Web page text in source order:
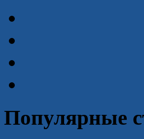
Популярные